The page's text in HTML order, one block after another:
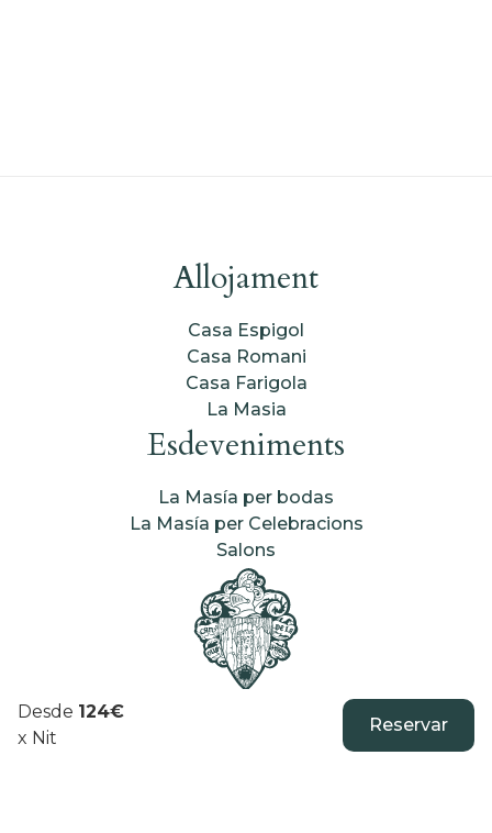
Desde 124€
x Nit
Reservar
Allojament
Casa Espigol
Casa Romani
Casa Farigola
La Masia
Esdeveniments
La Masía per bodas
La Masía per Celebracions
Salons